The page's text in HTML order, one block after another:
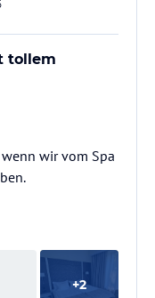
tollem
wir vom Spa
+2